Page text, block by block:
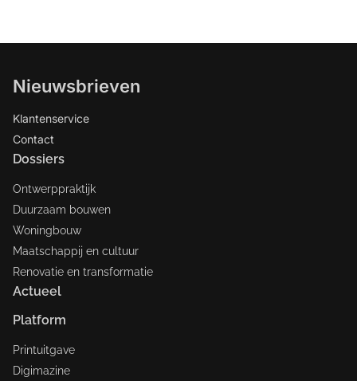
Nieuwsbrieven
Klantenservice
Contact
Dossiers
Ontwerppraktijk
Duurzaam bouwen
Woningbouw
Maatschappij en cultuur
Renovatie en transformatie
Actueel
Platform
Printuitgave
Digimazine